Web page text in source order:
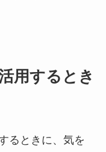
用するとき
るときに、気を